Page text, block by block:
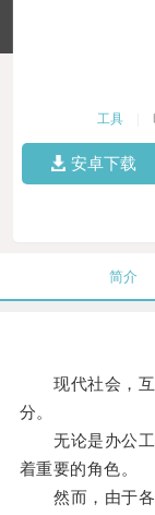
工具
安卓下载
简介
现代社会，互
分。
无论是办公工
着重要的角色。
然而，由于各